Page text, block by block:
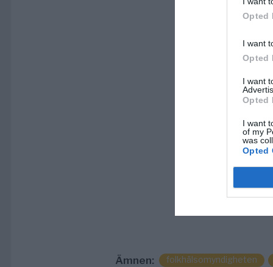
Opted
I want
Opted
I want
Opted
I want
of my
was
Opted
Ämnen: folkhälsomyndigheten